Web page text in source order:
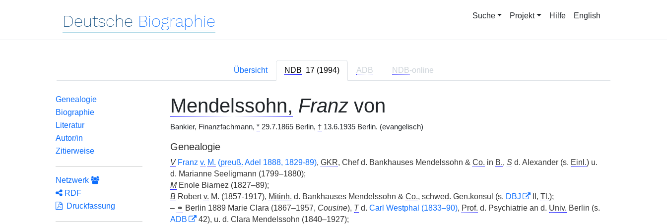
Deutsche Biographie Suche Projekt Hilfe English
Übersicht NDB 17 (1994) ADB NDB-online
Genealogie
Biographie
Literatur
Autor/in
Zitierweise
Netzwerk
RDF
Druckfassung
Mendelssohn, Franzvon
Bankier, Finanzfachmann, *29.7.1865 Berlin, †13.6.1935 Berlin. (evangelisch)
Genealogie
V Franz v. M. (preuß. Adel 1888, 1829-89), GKR, Chef d. Bankhauses Mendelssohn & Co. in B., Sd. Alexander (s. Einl.) u.
d. Marianne Seeligmann (1799–1880);
MEnole Biarnez (1827–89);
B Robertv. M. (1857-1917), Mitinh. d. Bankhauses Mendelssohn & Co., schwed. Gen.konsul (s. DBJ II, Tl.);
– ⚭ Berlin 1889 Marie Clara (1867–1957, Cousine), Td. Carl Westphal (1833–90), Prof. d. Psychiatrie an d. Univ. Berlin (s.
ADB
42), u. d. Clara Mendelssohn (1840–1927);